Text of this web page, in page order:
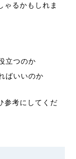
ゃるかもしれま
立つのか
ばいいのか
参考にしてくだ